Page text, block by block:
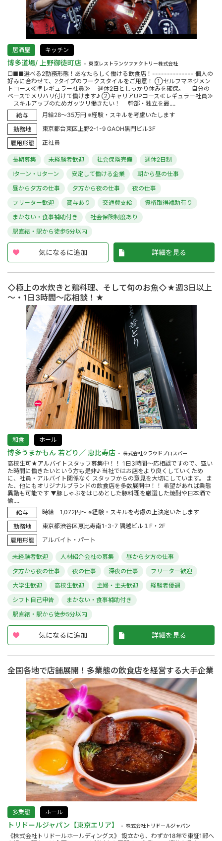
居酒屋 キッチン
博多道場/ 上野御徒町店 東京レストランツファクトリー株式会社
□■■選べる2勤務形態！あなたらしく働ける飲食店！-------------- 個人の
好みに合わせて、2タイプのワークスタイルをご用意！ ①セルフマネジメン
トコース≪準レギュラー社員≫ 週休2日としっかり休みを確保。 自分の
ペースでメリハリ付けて働けます♪ ②キャリアUPコース≪レギュラー社員≫
スキルアップのためガッツリ働きたい！ 幹部・独立を最....
給与
月給28～35万円 ※経験・スキルを考慮いたします
勤務地
東京都台東区上野2-1-9 GAOH黒門ビル3F
雇用形態
正社員
長期募集 未経験者歓迎 社会保険完備
週休2日制
Iターン・Uターン
安定して働ける企業
朝から昼の仕事
昼から夕方の仕事
夕方から夜の仕事
夜の仕事
フリーター歓迎
賞与あり 交通費支給
資格取得補助有り
まかない・食事補助付き
社会保険制度あり
駅直結・駅から徒歩5分以内
気になるに追加 詳細を見る
◇極上の水炊きと鶏料理、そして旬のお魚◇★週3日以上
～・1日3時間～応相談！★
和食 ホール
博多うまかもん 若どり／ 恵比寿店 株式会社クラウドプロスパー
高校生可★アルバイトスタッフ募集中！！ 1日3時間～応相談ですので、空い
た時間に働きたいという方も是非♪ 当社ではお店をより良くしていくため
に、社員・アルバイト関係なく スタッフからの意見を大切にしています。 ま
た、他にもオリジナルブランドの飲食店を多数展開中！！ 希望があれば業態
異動も可能です ▼豚しゃぶをはじめとした豚料理を厳選した焼酎や日本酒で
愉....
給与
時給 1,072円～ ※経験・スキルを考慮の上決定いたします
勤務地
東京都渋谷区恵比寿南1-3-7 隅越ビル１F・2F
雇用形態
アルバイト・パート
未経験者歓迎 人材紹介会社の募集
昼から夕方の仕事
夕方から夜の仕事
夜の仕事 深夜の仕事
フリーター歓迎
大学生歓迎
高校生歓迎 主婦・主夫歓迎
経験者優遇
シフト自己申告
まかない・食事補助付き
駅直結・駅から徒歩5分以内
気になるに追加 詳細を見る
全国各地で店舗展開！多業態の飲食店を経営する大手企業
多業態 ホール
トリドールジャパン【東京エリア】 株式会社トリドールジャパン
《株式会社トリドールホールディングス》 設立から、わずか18年で東証1部へ